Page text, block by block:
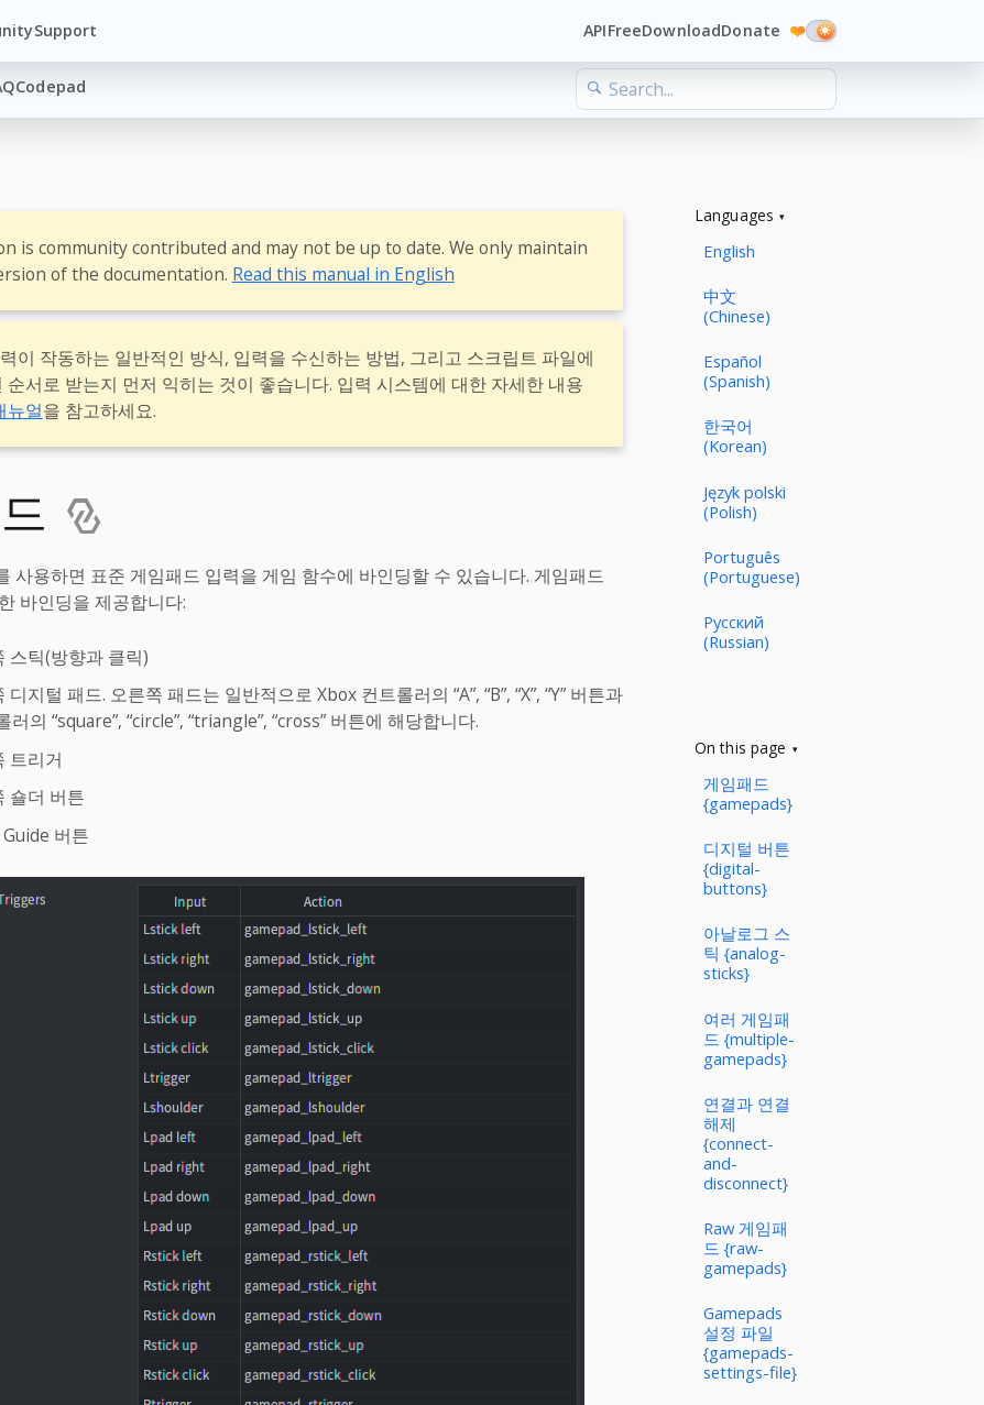
Support APIFreeDownloadDonate ❤️
Codepad
is community contributed and may not be up to date. We only maintain
of the documentation. Read this manual in English
이 작동하는 일반적인 방식, 입력을 수신하는 방법, 그리고 스크립트 파일에
순서로 받는지 먼저 익히는 것이 좋습니다. 입력 시스템에 대한 자세한 내용
뉴얼을 참고하세요.
사용하면 표준 게임패드 입력을 게임 함수에 바인딩할 수 있습니다. 게임패드
바인딩을 제공합니다:
스틱(방향과 클릭)
지털 패드. 오른쪽 패드는 일반적으로 Xbox 컨트롤러의 “A”, “B”, “X”, “Y” 버튼과
의 “square”, “circle”, “triangle”, “cross” 버튼에 해당합니다.
트리거
숄더 버튼
버튼
Languages
English
中文
(Chinese)
Español
(Spanish)
한국어
(Korean)
Język polski
(Polish)
Português
(Portuguese)
Русский
(Russian)
On this page
게임패드
{gamepads}
디지털 버튼
{digital-
buttons}
아날로그 스
틱 {analog-
sticks}
여러 게임패
드 {multiple-
gamepads}
연결과 연결
해제
{connect-
and-
disconnect}
Raw 게임패
드 {raw-
gamepads}
Gamepads
설정 파일
{gamepads-
settings-file}